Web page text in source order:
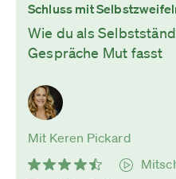
Schluss mit
Wie du als
Gespräche Mut fasst
Mit Keren Pickard